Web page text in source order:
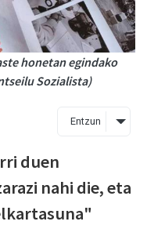
honetan egindako
Sozialista)
Entzun
duen
nahi die, eta